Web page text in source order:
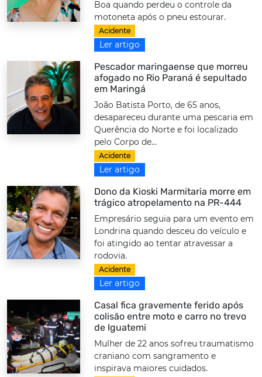
Boa quando perdeu o controle da
motoneta após o pneu estourar.
Acidente
Ler artigo
Pescador maringaense que morreu
afogado no Rio Paraná é sepultado
em Maringá
João Batista Porto, de 65 anos,
desapareceu durante uma pescaria em
Querência do Norte e foi localizado
pelo Corpo de...
Acidente
Ler artigo
Dono da Kioski Marmitaria morre em
trágico atropelamento na PR-444
Empresário seguia para um evento em
Londrina quando desceu do veículo e
foi atingido ao tentar atravessar a
rodovia.
Acidente
Ler artigo
Casal fica gravemente ferido após
colisão entre moto e carro no trevo
de Iguatemi
Mulher de 22 anos sofreu traumatismo
craniano com sangramento e
inspirava maiores cuidados.